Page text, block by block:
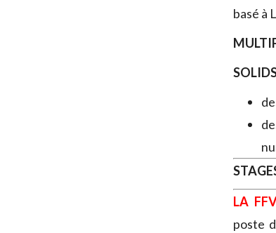
basé à
LA
poste